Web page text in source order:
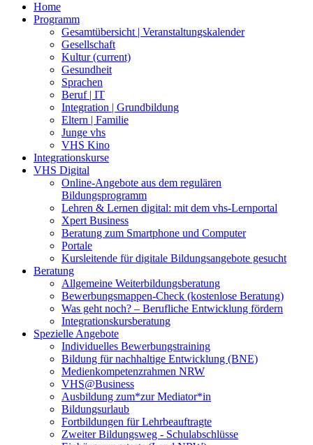
Home
Programm
Gesamtübersicht | Veranstaltungskalender
Gesellschaft
Kultur(current)
Gesundheit
Sprachen
Beruf | IT
Integration | Grundbildung
Eltern | Familie
Junge vhs
VHS Kino
Integrationskurse
VHS Digital
Online-Angebote aus dem regulären
Bildungsprogramm
Lehren & Lernen digital: mit dem vhs-Lernportal
Xpert Business
Beratung zum Smartphone und Computer
Portale
Kursleitende für digitale Bildungsangebote gesucht
Beratung
Allgemeine Weiterbildungsberatung
Bewerbungsmappen-Check (kostenlose Beratung)
Was geht noch? – Berufliche Entwicklung fördern
Integrationskursberatung
Spezielle Angebote
Individuelles Bewerbungstraining
Bildung für nachhaltige Entwicklung (BNE)
Medienkompetenzrahmen NRW
VHS@Business
Ausbildung zum*zur Mediator*in
Bildungsurlaub
Fortbildungen für Lehrbeauftragte
Zweiter Bildungsweg - Schulabschlüsse